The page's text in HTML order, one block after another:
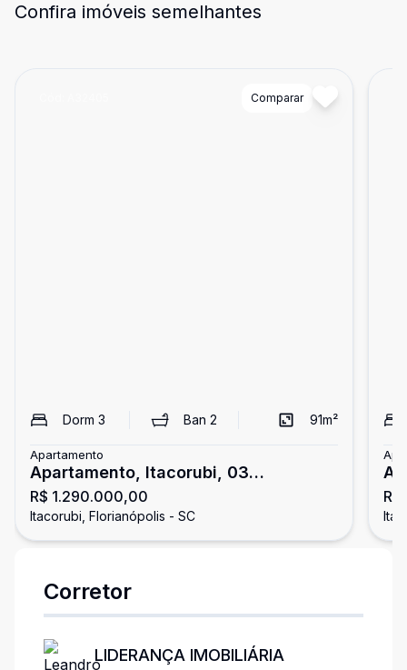
Confira imóveis semelhantes
Comparar
Dorm 3 Ban2 91m²
Apartamento
Apartamento, Itacorubi, 03
Dormitórios/01 Suíte
R$ 1.290.000,00
Itacorubi, Florianópolis - SC
Corretor
LIDERANÇA IMOBILIÁRIA